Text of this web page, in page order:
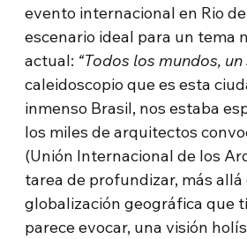
evento internacional en Rio
escenario ideal para un tema
actual: “Todos los mundos,
caleidoscopio que es esta
inmenso Brasil, nos estaba
los miles de arquitectos
(Unión Internacional de los
tarea de profundizar, más allá
globalización geográfica que
parece evocar, una visión